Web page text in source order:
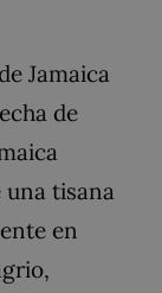
Jamaica
de
una tisana
en